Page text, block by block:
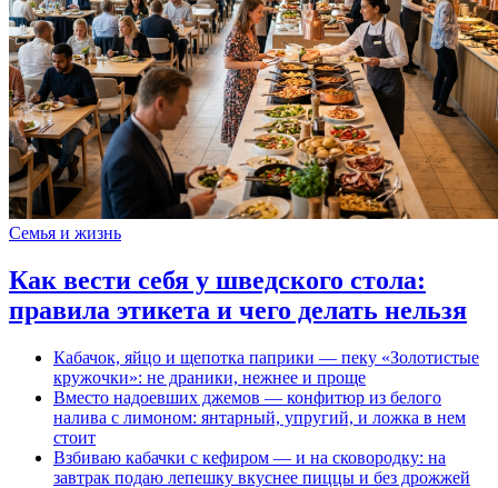
Семья и жизнь
Как вести себя у шведского стола:
правила этикета и чего делать нельзя
Кабачок, яйцо и щепотка паприки — пеку «Золотистые
кружочки»: не драники, нежнее и проще
Вместо надоевших джемов — конфитюр из белого
налива с лимоном: янтарный, упругий, и ложка в нем
стоит
Взбиваю кабачки с кефиром — и на сковородку: на
завтрак подаю лепешку вкуснее пиццы и без дрожжей